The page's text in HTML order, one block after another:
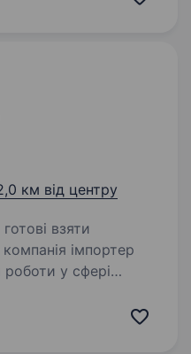
км від центру
взяти
роботи у сфері
пристроїв